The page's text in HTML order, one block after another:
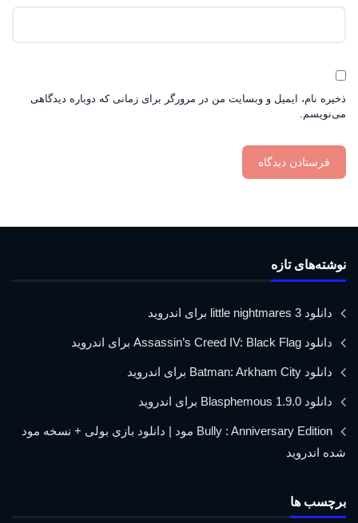
ذخیره نام، ایمیل و وبسایت من در مرورگر برای زمانی که دوباره دیدگاهی
می‌نویسم.
نوشته‌های تازه
دانلود little nightmares 3 برای اندروید
دانلود Assassin’s Creed IV: Black Flag برای اندروید
دانلود Batman: Arkham City برای اندروید
دانلود Blasphemous 1.9.0 برای اندروید
Bully : Anniversary Edition مود | دانلود بازی بولی + نسخه مود
شده اندروید
برچسب ها